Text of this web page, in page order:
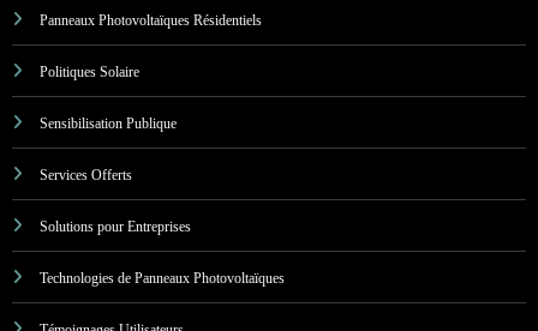
Panneaux Photovoltaïques Résidentiels
Politiques Solaire
Sensibilisation Publique
Services Offerts
Solutions pour Entreprises
Technologies de Panneaux Photovoltaïques